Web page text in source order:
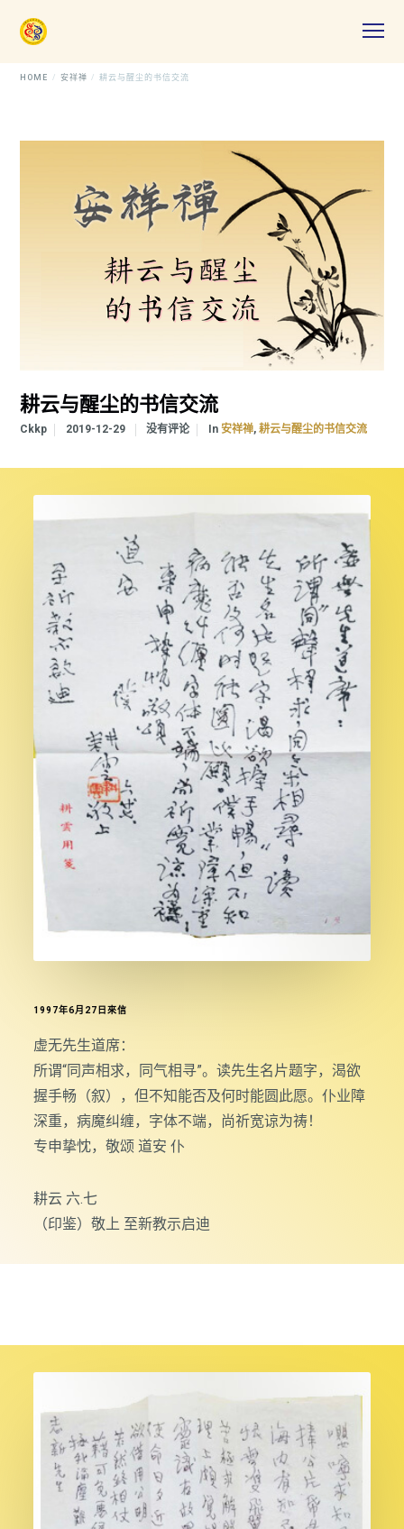
HOME 安祥禅 耕云与醒尘的书信交流
耕云与醒尘的书信交流
Ckkp 2019-12-29 没有评论 In 安祥禅, 耕云与醒尘的书信交流
1997年6月27日來信
虚无先生道席：
所谓“同声相求，同气相寻”。读先生名片题字，渴欲
握手畅（叙），但不知能否及何时能圆此愿。仆业障
深重，病魔纠缠，字体不端，尚祈宽谅为祷！
专申挚忱，敬颂 道安 仆
耕云 六.七
（印鉴）敬上 至新教示启迪